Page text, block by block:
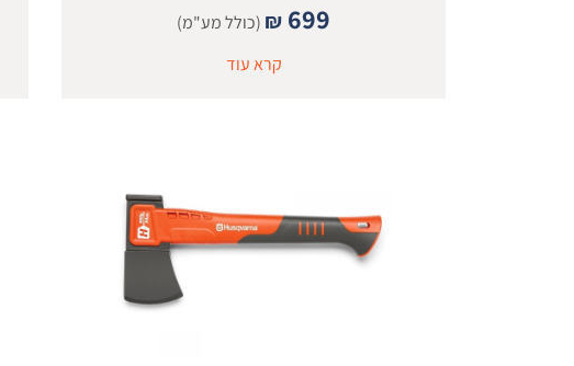
₪ 699
(כולל מע"מ)
קרא עוד